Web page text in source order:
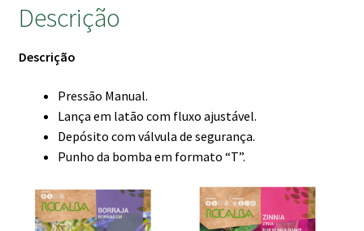
Descrição
Descrição
Pressão Manual.
Lança em latão com fluxo ajustável.
Depósito com válvula de segurança.
Punho da bomba em formato “T”.